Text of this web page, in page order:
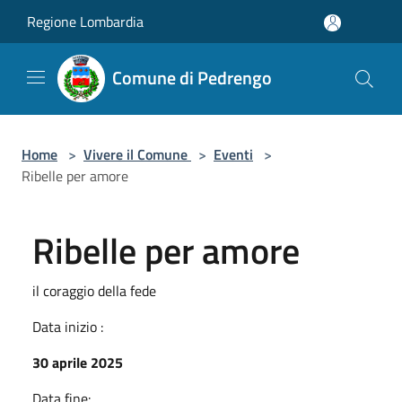
Regione Lombardia
Comune di Pedrengo
Home > Vivere il Comune > Eventi >
Ribelle per amore
Ribelle per amore
il coraggio della fede
Data inizio :
30 aprile 2025